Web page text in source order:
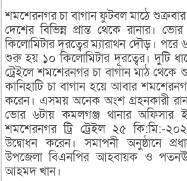
শমশেরনগর চা বাগান ফুটবল মাঠে
দেশের বিভিন্ন প্রান্ত থেকে রানার।
কিলোমিটার দূরত্বের ম্যারাথন দৌড়। পরে
শুরু হয় ১০ কিলোমিটার দূরত্বের। দুটি
ট্রেইলে শমশেরনগর চা বাগান মাঠ
কানিহাটি চা বাগান হয়ে আবার
করেন। এসময় অনেক অংশ গ্রহনকারী
ভোর ৬টায় কমলগঞ্জ থানার অফিসার
শমশেরনগর ট্রি ট্রেইল ২৫ কি:মি:-
উদ্বোধন করেন। সমাপনী অনুষ্ঠানে
উপজেলা বিএনপির আহবায়ক ও
আহমদ খান।